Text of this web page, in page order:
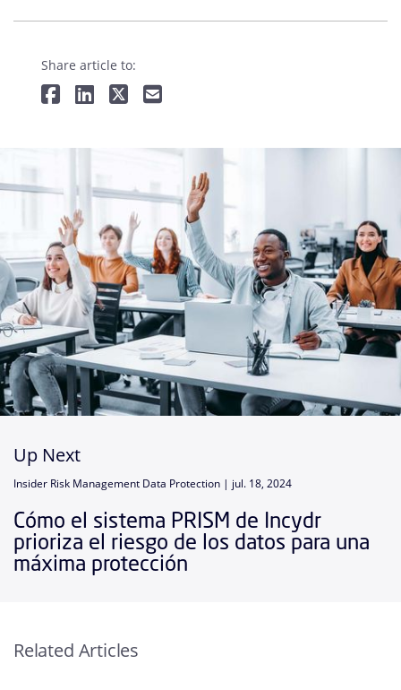
Share article to:
Up Next
Insider Risk Management Data Protection | jul. 18, 2024
Cómo el sistema PRISM de Incydr
prioriza el riesgo de los datos para una
máxima protección
Related Articles